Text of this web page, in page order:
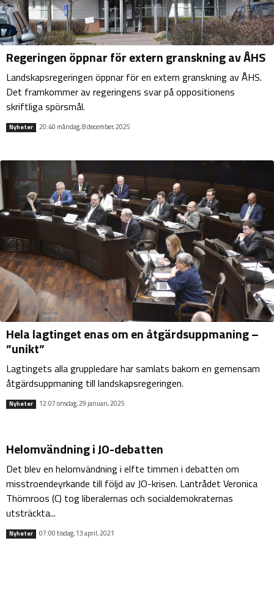
Regeringen öppnar för extern granskning av ÅHS
Landskapsregeringen öppnar för en extern granskning av ÅHS.
Det framkommer av regeringens svar på oppositionens
skriftliga spörsmål.
Nyheter 20:40 måndag, 8 december, 2025
Hela lagtinget enas om en åtgärdsuppmaning –
”unikt”
Lagtingets alla gruppledare har samlats bakom en gemensam
åtgärdsuppmaning till landskapsregeringen.
Nyheter 12:07 onsdag, 29 januari, 2025
Helomvändning i JO-debatten
Det blev en helomvändning i elfte timmen i debatten om
misstroendeyrkande till följd av JO-krisen. Lantrådet Veronica
Thörnroos (C) tog liberalernas och socialdemokraternas
utsträckta...
Nyheter 07:00 tisdag, 13 april, 2021